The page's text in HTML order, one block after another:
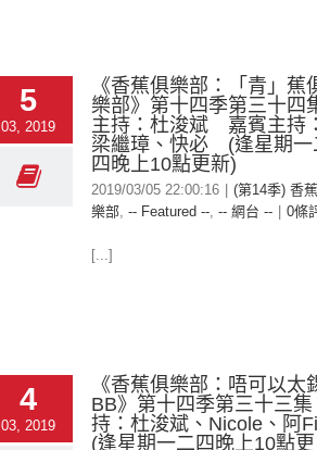
5
03, 2019
《香蕉俱樂部：「青」蕉
樂部》第十四季第三十四
主持：杜浚斌 嘉賓主持：
梁繼璋、快必 (逢星期一
四晚上10點更新)
2019/03/05 22:00:16
(第14季) 香
樂部, -- Featured --, -- 網台 -- 0條
[...]
4
03, 2019
《香蕉俱樂部：唔可以太
BB》第十四季第三十三集
持：杜浚斌、Nicole、阿
(逢星期一二四晚上10點更